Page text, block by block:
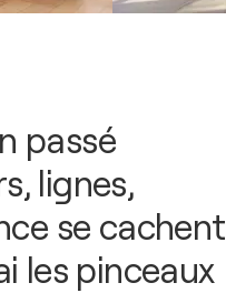
passé
lignes,
se cachent
les pinceaux